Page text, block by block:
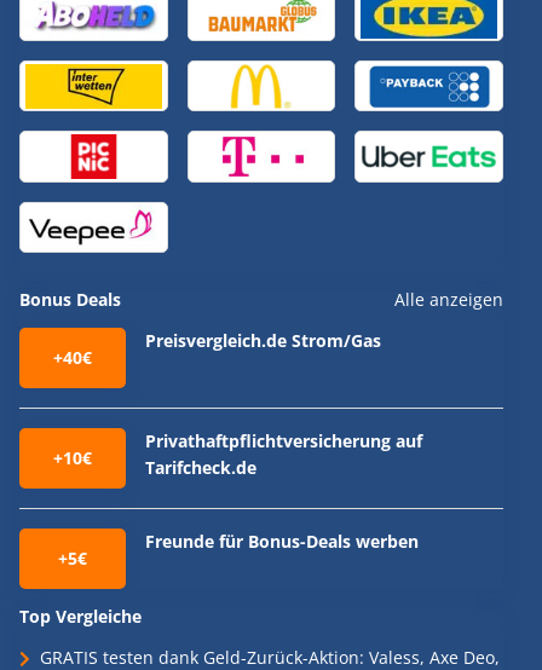
Bonus Deals Alle anzeigen
+40€
Preisvergleich.de Strom/Gas
+10€
Privathaftpflichtversicherung auf
Tarifcheck.de
+5€
Freunde für Bonus-Deals werben
Top Vergleiche
GRATIS testen dank Geld-Zurück-Aktion: Valess, Axe Deo,